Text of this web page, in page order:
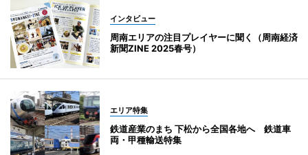
インタビュー
周南エリアの注目プレイヤーに聞く（周南経済
新聞ZINE 2025春号）
エリア特集
鉄道産業のまち 下松から全国各地へ 鉄道車
両・甲種輸送特集